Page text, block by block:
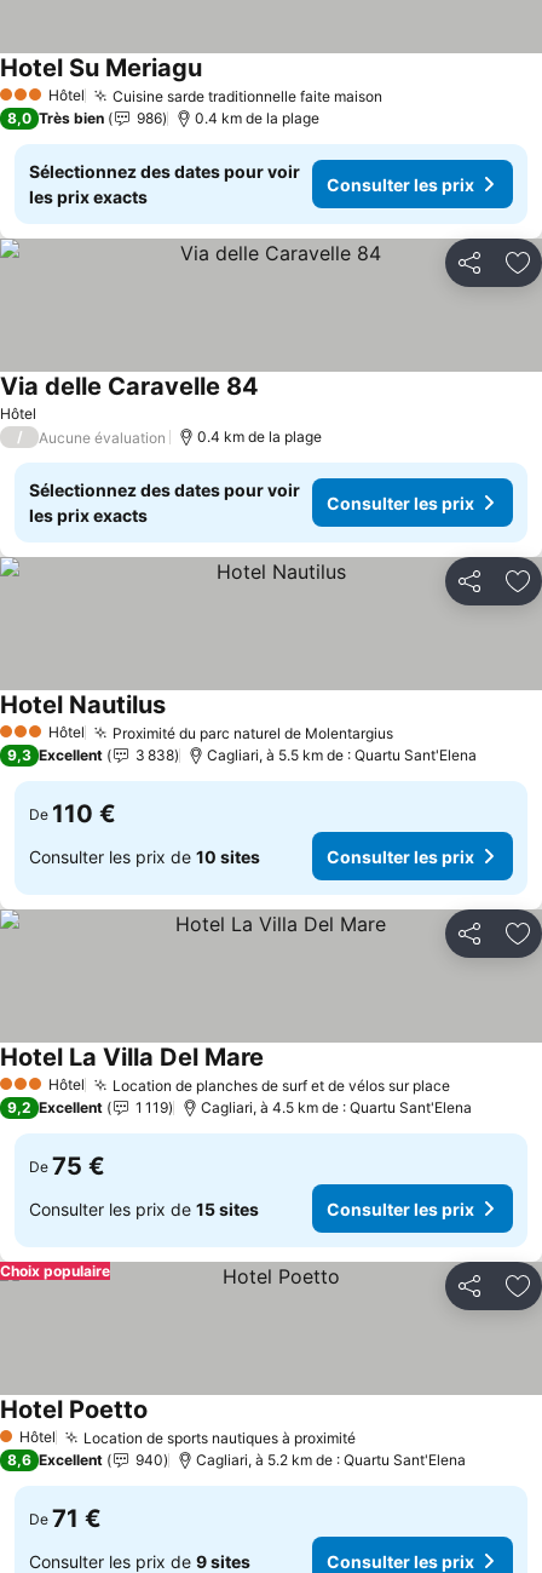
3 ÉtoilesHôtel Cuisine sarde traditionnelle faite maison
Hotel Su Meriagu
8,0 Très bien 986 0.4 km de la plage
Sélectionnez des dates pour voir
les prix exacts
Consulter les prix
Partager
Hôtel
Via delle Caravelle 84
/ Aucune évaluation 0.4 km de la plage
Sélectionnez des dates pour voir
les prix exacts
Consulter les prix
Partager
3 ÉtoilesHôtel Proximité du parc naturel de Molentargius
Hotel Nautilus
9,3 Excellent 3 838 Cagliari, à 5.5 km de : Quartu Sant'Elena
De 110 €
Consulter les prix de 10 sites Consulter les prix
Partager
3 ÉtoilesHôtel Location de planches de surf et de vélos sur place
Hotel La Villa Del Mare
9,2 Excellent 1 119 Cagliari, à 4.5 km de : Quartu Sant'Elena
De 75 €
Consulter les prix de 15 sites Consulter les prix
Partager
Choix populaire
1 Étoiles
Hôtel Location de sports nautiques à proximité
Hotel Poetto
8,6 Excellent 940 Cagliari, à 5.2 km de : Quartu Sant'Elena
De 71 €
Consulter les prix de 9 sites Consulter les prix